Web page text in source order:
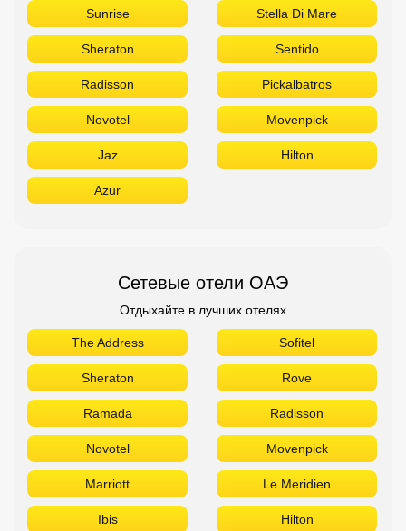
Sunrise Stella Di Mare
Sheraton Sentido
Radisson Pickalbatros
Novotel Movenpick
Jaz Hilton
Azur
Сетевые отели ОАЭ
Отдыхайте в лучших отелях
The Address Sofitel
Sheraton Rove
Ramada Radisson
Novotel Movenpick
Marriott Le Meridien
Ibis Hilton